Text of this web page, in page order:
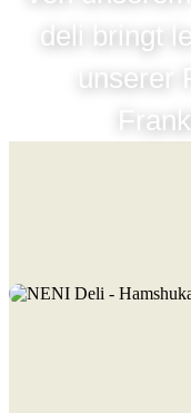
deli bringt
unserer